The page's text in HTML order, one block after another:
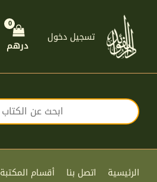
المحتوى
تسجيل دخول
درهم
الرئيسية اتصل بنا أقسام المكتبة